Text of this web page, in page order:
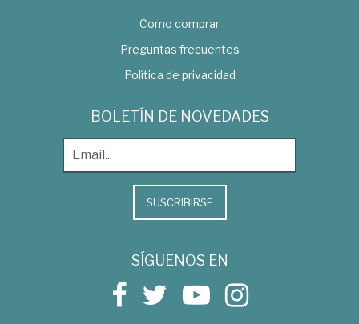
Como comprar
Preguntas frecuentes
Política de privacidad
BOLETÍN DE NOVEDADES
SUSCRIBIRSE
SÍGUENOS EN